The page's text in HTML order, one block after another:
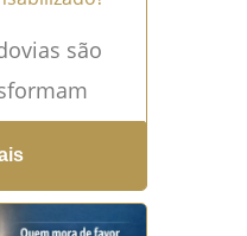
são
deixam
geram
enormes,